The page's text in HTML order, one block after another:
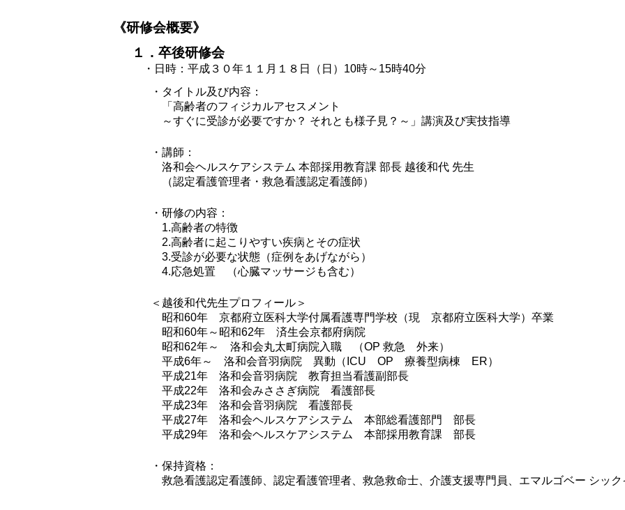
《研修会概要》
１．卒後研修会
・日時：平成３０年１１月１８日（日）10時～15時40分
・タイトル及び内容：
「高齢者のフィジカルアセスメント
～すぐに受診が必要ですか？ それとも様子見？～」講演及び実技指導
・講師：
洛和会ヘルスケアシステム 本部採用教育課 部長 越後和代 先生
（認定看護管理者・救急看護認定看護師）
・研修の内容：
1.高齢者の特徴
2.高齢者に起こりやすい疾病とその症状
3.受診が必要な状態（症例をあげながら）
4.応急処置 （心臓マッサージも含む）
＜越後和代先生プロフィール＞
昭和60年 京都府立医科大学付属看護専門学校（現 京都府立医科大学）卒業
昭和60年～昭和62年 済生会京都府病院
昭和62年～ 洛和会丸太町病院入職 （OP 救急 外来）
平成6年～ 洛和会音羽病院 異動（ICU OP 療養型病棟 ER）
平成21年 洛和会音羽病院 教育担当看護副部長
平成22年 洛和会みささぎ病院 看護部長
平成23年 洛和会音羽病院 看護部長
平成27年 洛和会ヘルスケアシステム 本部総看護部門 部長
平成29年 洛和会ヘルスケアシステム 本部採用教育課 部長
・保持資格：
救急看護認定看護師、認定看護管理者、救急救命士、介護支援専門員、エマルゴベー シッ